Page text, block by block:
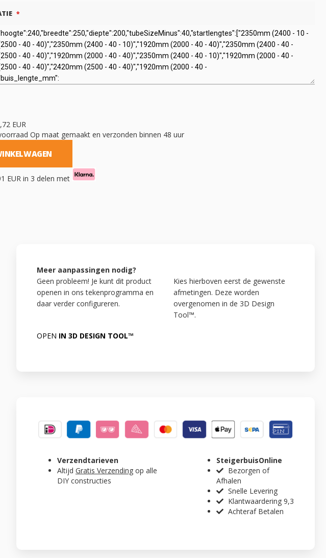
EUR
Op maat gemaakt en verzonden binnen 48 uur
EUR in 3 delen met
Meer aanpassingen nodig?
Geen probleem! Je kunt dit product
openen in ons tekenprogramma en
daar verder configureren.
Kies hierboven eerst de gewenste
afmetingen. Deze worden
overgenomen in de 3D Design
Tool™.
OPEN IN 3D DESIGN TOOL™
Verzendtarieven
Altijd Gratis Verzending op alle
DIY constructies
SteigerbuisOnline
Bezorgen of
Afhalen
Snelle Levering
Klantwaardering 9,3
Achteraf Betalen